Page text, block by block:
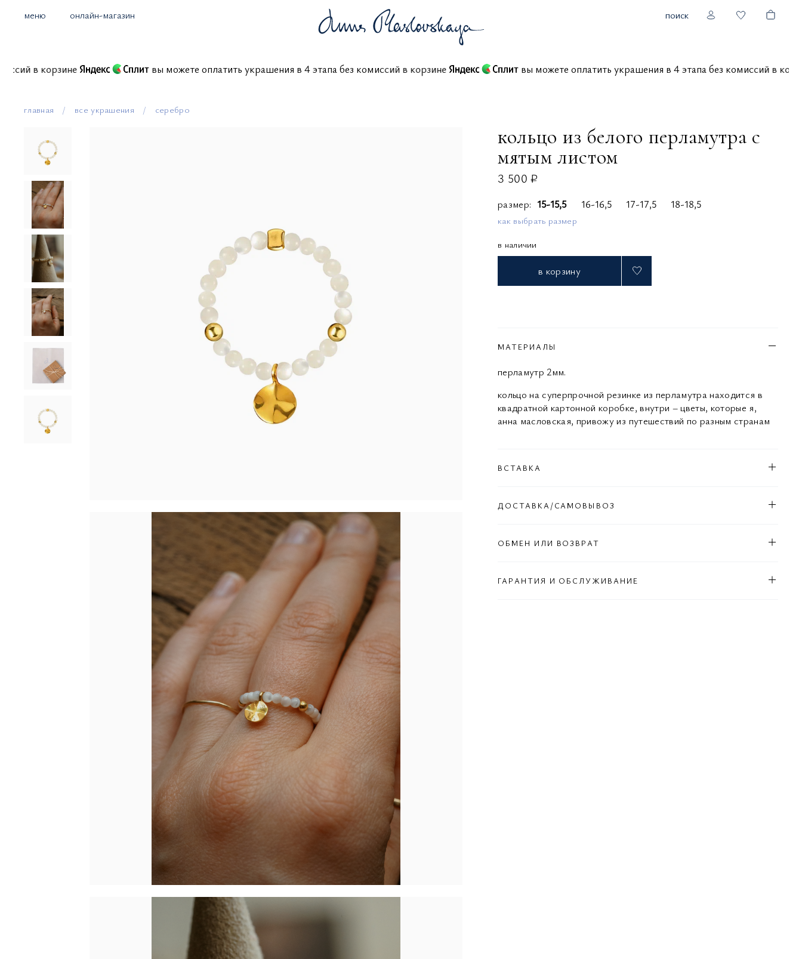
меню онлайн-магазин поиск
в корзине вы можете оплатить украшения в 4 этапа без комиссий в корзине вы можете оплатить украшения в 4 этапа без комиссий в
главная все украшения серебро
кольцо из белого перламутра с
мятым листом
3 500 ₽
размер 15-15,5 16-16,5 17-17,5 18-18,5
как выбрать размер
в наличии
в корзину
МАТЕРИАЛЫ
перламутр 2мм.
кольцо на суперпрочной резинке из перламутра находится в
квадратной картонной коробке, внутри – цветы, которые я,
анна масловская, привожу из путешествий по разным странам
ВСТАВКА
ДОСТАВКА/САМОВЫВОЗ
ОБМЕН ИЛИ ВОЗВРАТ
ГАРАНТИЯ И ОБСЛУЖИВАНИЕ